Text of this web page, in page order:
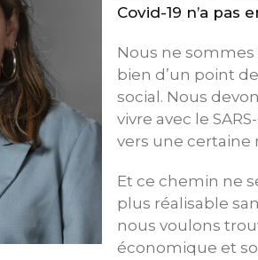
Covid-19 n’a pas
Nous ne sommes
bien d’un point
social. Nous
vivre avec le
vers une certaine
Et ce chemin ne
plus réalisable
nous voulons
économique et